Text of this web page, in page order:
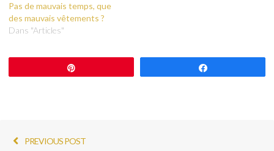
Pas de mauvais temps, que
des mauvais vêtements ?
Dans "Articles"
PREVIOUS POST